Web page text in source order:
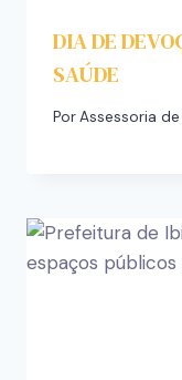
DIA DE
SAÚDE
PorAssessoria